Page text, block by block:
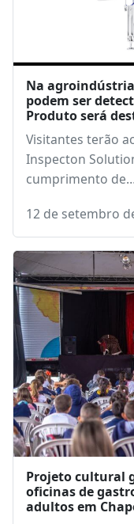
Na
podem ser
Produto será
Visitantes terão
Inspecton
cumprimento
12 de setembro
Projeto cultural
oficinas de
adultos em